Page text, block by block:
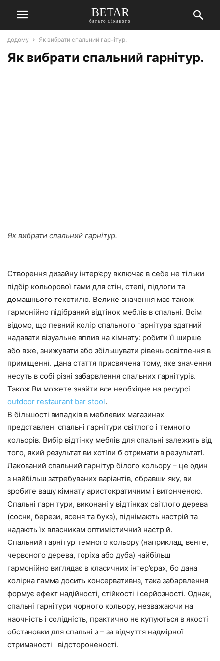
BETAR
багато цікавого
додому Як вибрати спальний гарнітур.
Як вибрати спальний гарнітур.
Як вибрати спальний гарнітур.
Створення дизайну інтер’єру включає в себе не тільки
підбір кольорової гами для стін, стелі, підлоги та
домашнього текстилю. Велике значення має також
гармонійно підібраний відтінок меблів в спальні. Всім
відомо, що певний колір спального гарнітура здатний
надавати візуальне вплив на кімнату: робити її ширше
або вже, знижувати або збільшувати рівень освітлення в
приміщенні. Дана стаття присвячена тому, яке значення
несуть в собі різні забарвлення спальних гарнітурів.
Також Ви можете знайти все необхідне на ресурсі
outdoor restaurant bar stool.
В більшості випадків в меблевих магазинах
представлені спальні гарнітури світлого і темного
кольорів. Вибір відтінку меблів для спальні залежить від
того, який результат ви хотіли б отримати в результаті.
Лакований спальний гарнітур білого кольору – це один
з найбільш затребуваних варіантів, обравши яку, ви
зробите вашу кімнату аристократичним і витонченою.
Спальні гарнітури, виконані у відтінках світлого дерева
(сосни, берези, ясеня та бука), піднімають настрій та
надають їх власникам оптимістичний настрій.
Спальний гарнітур темного кольору (наприклад, венге,
червоного дерева, горіха або дуба) найбільш
гармонійно виглядає в класичних інтер’єрах, бо дана
колірна гамма досить консервативна, така забарвлення
формує ефект надійності, стійкості і серйозності. Однак,
спальні гарнітури чорного кольору, незважаючи на
наочність і солідність, практично не купуються в якості
обстановки для спальні з – за відчуття надмірної
стриманості і відстороненості.